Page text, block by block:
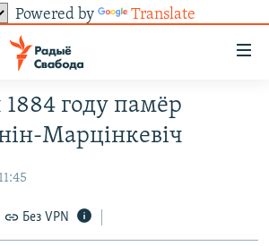
Powered by Translate
году памёр
Марцінкевіч
Без VPN